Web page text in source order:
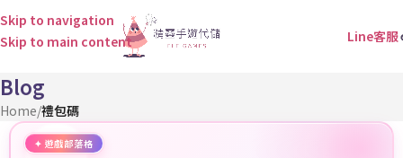
Skip to navigation
Skip to main content
Line客服
Blog
Home/禮包碼